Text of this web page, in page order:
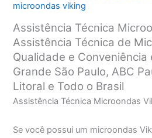
microondas viking
Assistência Técnica
Assistência Técnica de
Qualidade e Conveniência
Grande São Paulo, ABC
Litoral e Todo o Brasil
Assistência Técnica Microondas
Se você possui um microondas